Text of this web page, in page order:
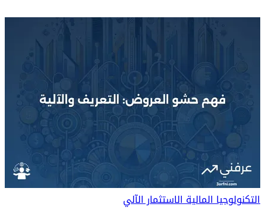
التكنولوجيا الماليةالاستثمار الآلي